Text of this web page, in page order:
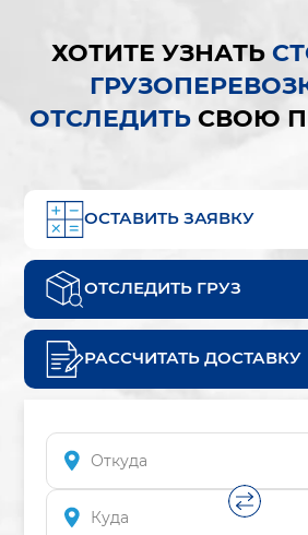
ХОТИТЕ УЗНАТЬ
ОТСЛЕДИТЬ СВОЮ
ОСТАВИТЬ ЗАЯВКУ
ОТСЛЕДИТЬ ГРУЗ
РАССЧИТАТЬ ДОСТАВКУ